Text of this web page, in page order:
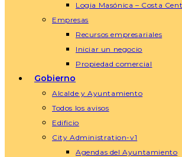
Logia Masónica – Costa
Empresas
Recursos empresariales
Iniciar un negocio
Propiedad comercial
Gobierno
Alcalde y Ayuntamiento
Todos los avisos
Edificio
City Administration-v1
Agendas del Ayuntamiento